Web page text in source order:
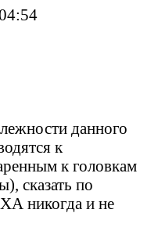
данного
к
к головкам
сказать по
никогда и не